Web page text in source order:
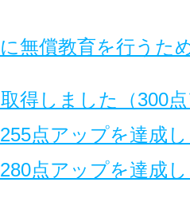
無償教育を行うた
得しました（300点
点アップを達成し
点アップを達成し